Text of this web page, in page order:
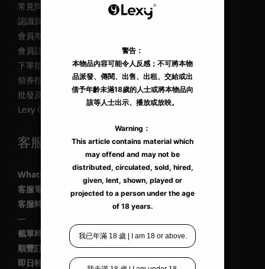
常見問題
認識我們
會員專區
會員註冊指南
下單指南
領券指南
批發及媒體合作
Lexy Care +
客服及截單時間
WhatsApp:
+852 9727 6428
客服電郵
: cs@lexy.com.hk
客服時間:
週一至週六 | 中午 12:00 至下午 10:00
—
截單時間
順豐訂單:
週一至週六｜下午6:00
即日特快:
週一至週六｜下午5:00